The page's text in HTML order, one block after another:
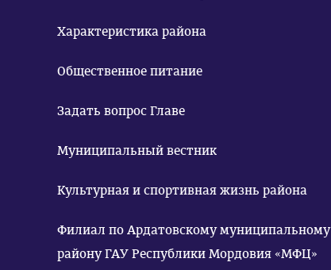
Характеристика района
Общественное питание
Задать вопрос Главе
Муниципальный вестник
Культурная и спортивная жизнь района
Филиал по Ардатовскому муниципальному
району ГАУ Республики Мордовия «МФЦ»